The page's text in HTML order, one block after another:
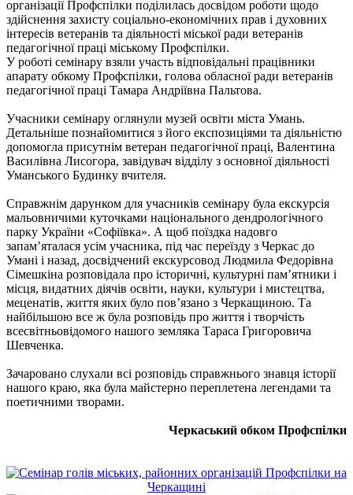
організації Профспілки поділилась досвідом роботи щодо
здійснення захисту соціально-економічних прав і духовних
інтересів ветеранів та діяльності міської ради ветеранів
педагогічної праці міському Профспілки.
У роботі семінару взяли участь відповідальні працівники
апарату обкому Профспілки, голова обласної ради ветеранів
педагогічної праці Тамара Андріївна Пальтова.
Учасники семінару оглянули музей освіти міста Умань.
Детальніше познайомитися з його експозиціями та діяльністю
допомогла присутнім ветеран педагогічної праці, Валентина
Василівна Лисогора, завідувач відділу з основної діяльності
Уманського Будинку вчителя.
Справжнім дарунком для учасників семінару була екскурсія
мальовничими куточками національного дендрологічного
парку України «Софіївка». А щоб поїздка надовго
запам’яталася усім учасника, під час переїзду з Черкас до
Умані і назад, досвідчений екскурсовод Людмила Федорівна
Сімешкіна розповідала про історичні, культурні пам’ятники і
місця, видатних діячів освіти, науки, культури і мистецтва,
меценатів, життя яких було пов’язано з Черкащиною. Та
найбільшою все ж була розповідь про життя і творчість
всесвітньовідомого нашого земляка Тараса Григоровича
Шевченка.
Зачаровано слухали всі розповідь справжнього знавця історії
нашого краю, яка була майстерно переплетена легендами та
поетичними творами.
Черкаський обком Профспілки